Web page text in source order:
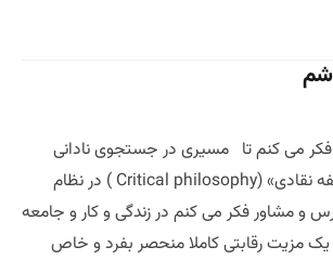
می کنم تا مسیری در جستجوی نادانی
تبیین اصطلاح «فلسفه نقادی» (Critical philosophy ) در نظام
و مشاور فکر می کنم در زندگی و کار و جامعه
مزیت رقابتی کاملا منحصر بفرد و خاص